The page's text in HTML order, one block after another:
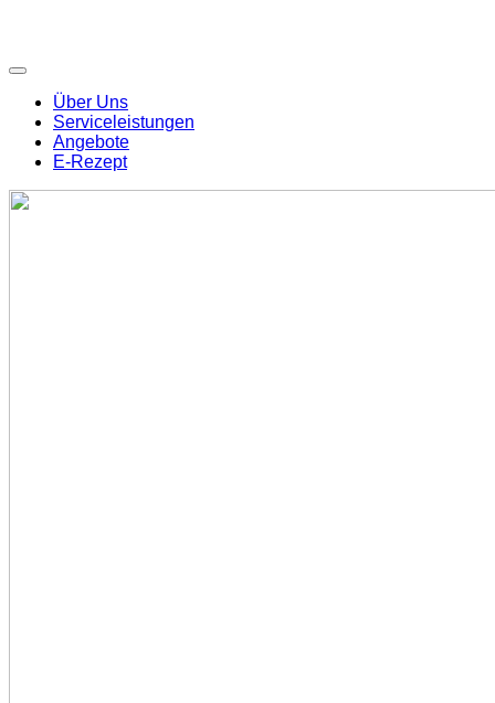
Über Uns
Serviceleistungen
Angebote
E-Rezept